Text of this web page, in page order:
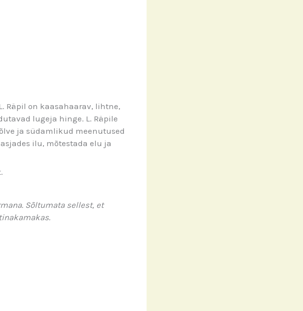
Räpil on kaasahaarav, lihtne,
lugeja hinge. L. Räpile
ja südamlikud meenutused
ilu, mõtestada elu ja
Sõltumata sellest, et